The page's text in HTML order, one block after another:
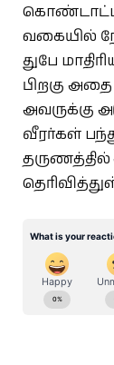
வகையில்
துபே
பிறகு
அவருக்கு
வீரர்கள்
தருணத்தில்